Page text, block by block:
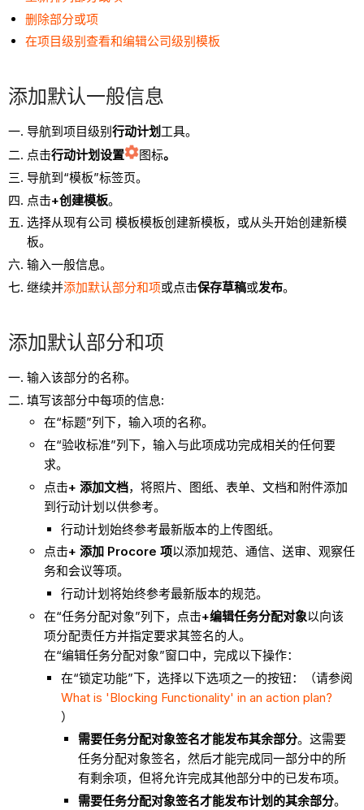
删除部分或项
在项目级别查看和编辑公司级别模板
添加默认一般信息
导航到项目级别 行动计划 工具。
点击行动计划设置 图标。
导航到“模板”标签页。
点击+创建模板。
选择从现有公司 模板模板创建新模板，或从头开始创建新模
板。
输入一般信息。
继续并添加默认部分和项或点击保存草稿或发布。
添加默认部分和项
输入该部分的名称。
填写该部分中每项的信息:
在“标题”列下，输入项的名称。
在“验收标准”列下，输入与此项成功完成相关的任何要
求。
点击+ 添加文档，将照片、图纸、表单、文档和附件添加
到行动计划以供参考。
行动计划始终参考最新版本的上传图纸。
点击+ 添加 Procore 项以添加规范、通信、送审、观察任
务和会议等项。
行动计划将始终参考最新版本的规范。
在“任务分配对象”列下，点击+编辑任务分配对象以向该
项分配责任方并指定要求其签名的人。
在“编辑任务分配对象”窗口中，完成以下操作：
在“锁定功能”下，选择以下选项之一的按钮：（请参阅
What is 'Blocking Functionality' in an action plan?
）
需要任务分配对象签名才能发布其余部分。这需要
任务分配对象签名，然后才能完成同一部分中的所
有剩余项，但将允许完成其他部分中的已发布项。
需要任务分配对象签名才能发布计划的其余部分。